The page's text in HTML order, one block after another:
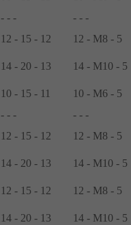
- - - - - -
12 - 15 - 12 12 - M8 - 5
14 - 20 - 13 14 - M10 - 5
10 - 15 - 11 10 - M6 - 5
- - - - - -
12 - 15 - 12 12 - M8 - 5
14 - 20 - 13 14 - M10 - 5
12 - 15 - 12 12 - M8 - 5
14 - 20 - 13 14 - M10 - 5